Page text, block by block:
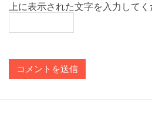
上に表示された文字を入力してく